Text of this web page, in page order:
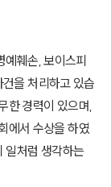
훼손, 보이스피
을 처리하고 있습
한 경력이 있으며,
에서 수상을 하였
일처럼 생각하는